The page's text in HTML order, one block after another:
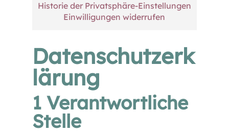
Historie der Privatsphäre-Einstellungen
Einwilligungen widerrufen
Datenschutzerk
lärung
1 Verantwortliche
Stelle